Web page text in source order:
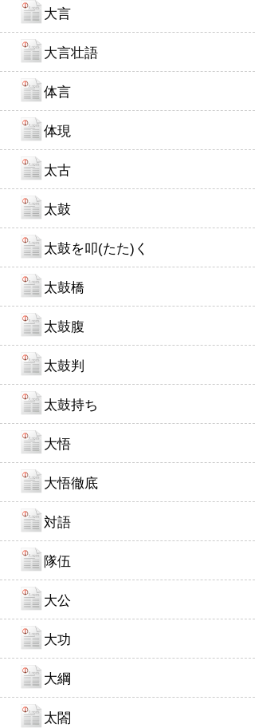
大言
大言壮語
体言
体現
太古
太鼓
太鼓を叩(たた)く
太鼓橋
太鼓腹
太鼓判
太鼓持ち
大悟
大悟徹底
対語
隊伍
大公
大功
大綱
太閤